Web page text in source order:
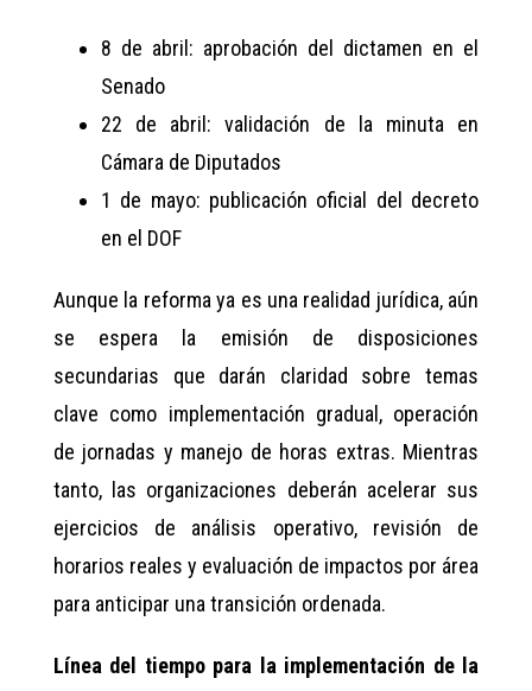
8 de abril: aprobación del dictamen en el
Senado
22 de abril: validación de la minuta en
Cámara de Diputados
1 de mayo: publicación oficial del decreto
en el DOF
Aunque la reforma ya es una realidad jurídica, aún
se espera la emisión de disposiciones
secundarias que darán claridad sobre temas
clave como implementación gradual, operación
de jornadas y manejo de horas extras. Mientras
tanto, las organizaciones deberán acelerar sus
ejercicios de análisis operativo, revisión de
horarios reales y evaluación de impactos por área
para anticipar una transición ordenada.
Línea del tiempo para la implementación de la